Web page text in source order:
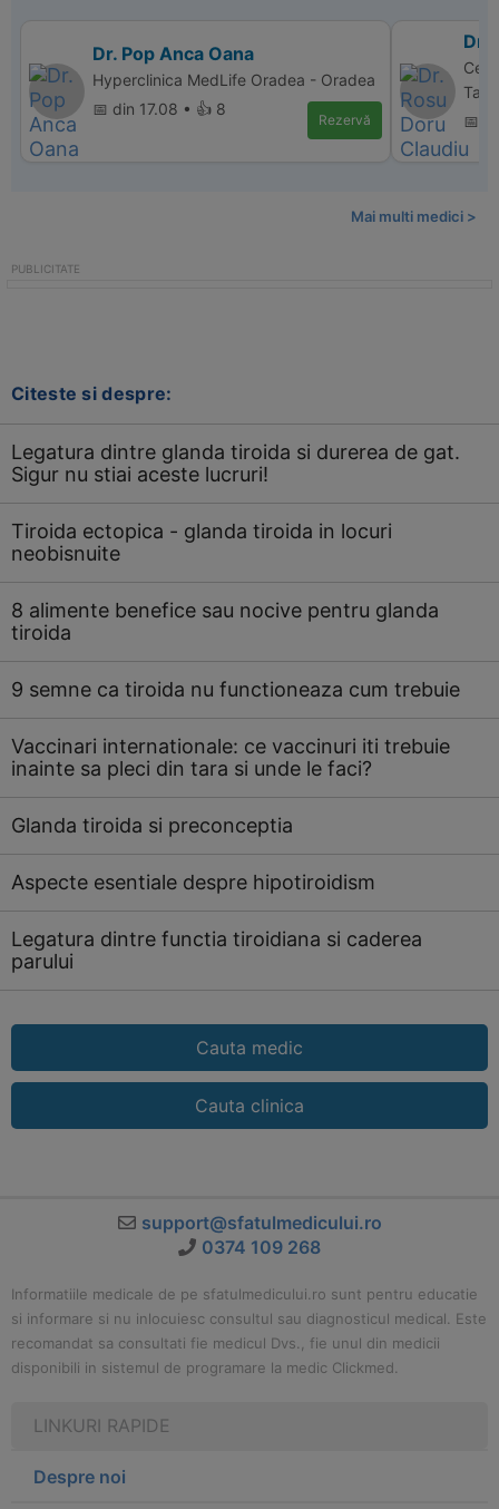
Dr. Pop Anca Oana
Hyperclinica MedLife Oradea - Oradea
📅 din 17.08 • 👍 8
Rezervă
Dr.
📅
Mai multi medici >
Citeste si despre:
Legatura dintre glanda tiroida si durerea de gat.
Sigur nu stiai aceste lucruri!
Tiroida ectopica - glanda tiroida in locuri
neobisnuite
8 alimente benefice sau nocive pentru glanda
tiroida
9 semne ca tiroida nu functioneaza cum trebuie
Vaccinari internationale: ce vaccinuri iti trebuie
inainte sa pleci din tara si unde le faci?
Glanda tiroida si preconceptia
Aspecte esentiale despre hipotiroidism
Legatura dintre functia tiroidiana si caderea
parului
Cauta medic
Cauta clinica
support@sfatulmedicului.ro
0374 109 268
Informatiile medicale de pe sfatulmedicului.ro sunt pentru educatie
si informare si nu inlocuiesc consultul sau diagnosticul medical. Este
recomandat sa consultati fie medicul Dvs., fie unul din medicii
disponibili in sistemul de programare la medic Clickmed.
LINKURI RAPIDE
Despre noi